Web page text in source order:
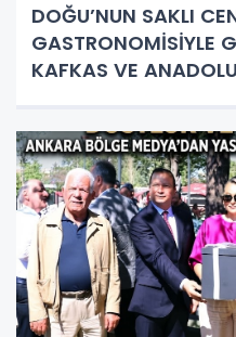
DOĞU’NUN SAKLI
GASTRONOMİSİYLE
KAFKAS VE